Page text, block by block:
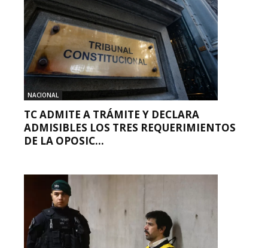
NACIONAL
TC ADMITE A TRÁMITE Y DECLARA
ADMISIBLES LOS TRES REQUERIMIENTOS
DE LA OPOSIC...